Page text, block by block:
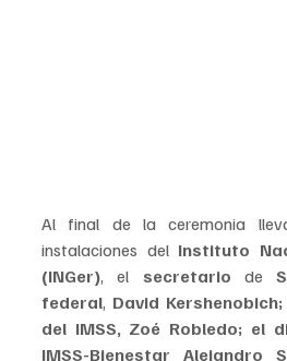
Al final de la ceremonia
instalaciones del Instituto
(INGer), el secretario de
federal, David
del IMSS, Zoé Robledo; el
IMSS-Bienestar Alejandro